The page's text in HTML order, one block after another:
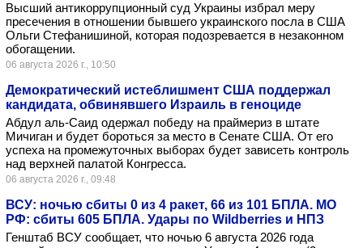
Высший антикоррупционный суд Украины избрал меру
пресечения в отношении бывшего украинского посла в США
Ольги Стефанишиной, которая подозревается в незаконном
обогащении.
06 августа 2026 г., 10:50
Демократический истеблишмент США поддержал
кандидата, обвинявшего Израиль в геноциде
Абдул аль-Саид одержал победу на праймериз в штате
Мичиган и будет бороться за место в Сенате США. От его
успеха на промежуточных выборах будет зависеть контроль
над верхней палатой Конгресса.
06 августа 2026 г., 09:48
ВСУ: ночью сбиты 0 из 4 ракет, 66 из 101 БПЛА. МО
РФ: сбиты 605 БПЛА. Удары по Wildberries и НПЗ
Генштаб ВСУ сообщает, что ночью 6 августа 2026 года